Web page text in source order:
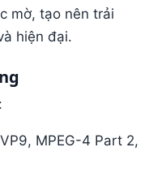
mờ, tạo nên trải
hiện đại.
MPEG-4 Part 2,